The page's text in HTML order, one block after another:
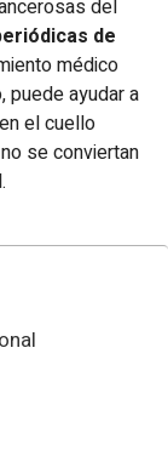
del
de
médico
puede ayudar a
el cuello
se conviertan